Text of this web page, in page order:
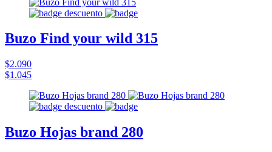
Buzo Find your wild 315
$2.090
$1.045
Buzo Hojas brand 280